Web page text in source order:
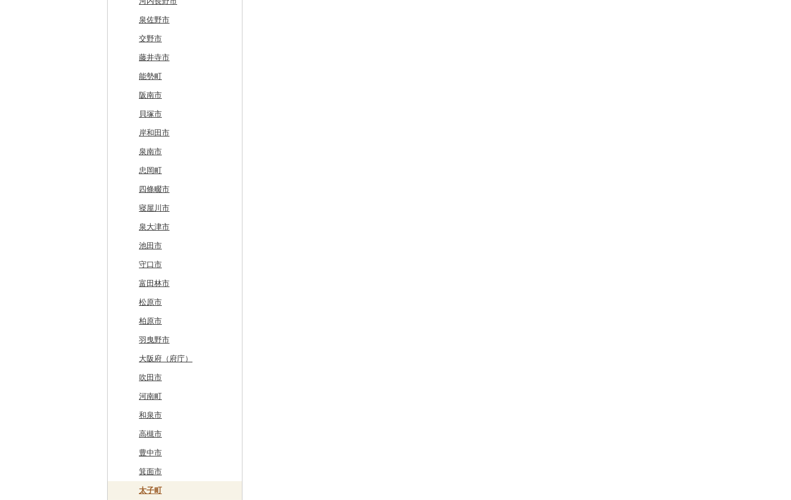
留萌市
白糠町
釧路町
名寄市
美唄市
厚岸町
南富良野町
上富良野町
和寒町
紋別市
乙部町
根室市
三笠市
東川町
厚真町
奥尻町
網走市
浦河町
広尾町
中札内村
滝川市
比布町
鶴居村
釧路市
苫前町
当別町
おいらせ町
鶴田町
階上町
深浦町
青森市
田子町
新郷村
横浜町
野辺地町
佐井村
六戸町
五所川原市
平川市
蓬田村
中泊町
外ヶ浜町
つがる市
弘前市
鰺ヶ沢町
むつ市
田舎館村
青森県（県庁）
三沢市
西目屋村
紫波町
滝沢市
住田町
葛巻町
花巻市
岩泉町
田野畑村
盛岡市
遠野市
奥州市
雫石町
岩手県（県庁）
一関市
久慈市
西和賀町
北上市
平泉町
洋野町
大船渡市
山田町
大槌町
山元町
名取市
川崎町
村田町
栗原市
富谷市
岩沼市
七ヶ宿町
大崎市
塩竈市
石巻市
多賀城市
宮城県（県庁）
亘理町
蔵王町
女川町
気仙沼市
美里町
松島町
大和町
大郷町
南三陸町
仙台市
大河原町
角田市
涌谷町
三種町
藤里町
湯沢市
大館市
由利本荘市
にかほ市
羽後町
秋田県（県庁）
秋田市
男鹿市
美郷町
東成瀬村
五城目町
北秋田市
八峰町
鹿角市
大仙市
八郎潟町
長井市
小国町
南陽市
中山町
庄内町
大石田町
川西町
鶴岡市
山形県（県庁）
金山町
東根市
飯豊町
鮭川村
大蔵村
山辺町
戸沢村
舟形町
最上町
真室川町
寒河江市
西川町
高畠町
山形市
三川町
大江町
米沢市
棚倉町
古殿町
昭和村
下郷町
西郷村
二本松市
猪苗代町
川俣町
郡山市
西会津町
玉川村
いわき市
南会津町
田村市
磐梯町
三春町
本宮市
柳津町
鮫川村
福島市
新地町
葛尾村
三島町
桑折町
矢吹町
国見町
牛久市
常陸太田市
つくばみらい市
下妻市
茨城町
神栖市
常総市
東海村
美浦村
大洗町
河内町
ひたちなか市
龍ケ崎市
守谷市
常陸大宮市
笠間市
行方市
結城市
城里町
水戸市
鉾田市
桜川市
石岡市
茨城県（県庁）
坂東市
小美玉市
栃木市
日光市
小山市
宇都宮市
栃木県（県庁）
那珂川町
茂木町
那須烏山市
矢板市
さくら市
足利市
那須町
鹿沼市
下野市
益子町
芳賀町
野木町
明和町
沼田市
桐生市
吉岡町
太田市
高山村
みどり市
千代田町
みなかみ町
片品村
富岡市
館林市
伊勢崎市
東吾妻町
前橋市
藤岡市
邑楽町
板倉町
嬬恋村
草津町
高崎市
群馬県（県庁）
大泉町
長野原町
中之条町
川島町
上里町
川口市
飯能市
長瀞町
羽生市
小鹿野町
坂戸市
鳩山町
埼玉県（県庁）
神川町
東秩父村
横瀬町
三芳町
幸手市
日高市
蓮田市
川越市
宮代町
吉見町
東松山市
入間市
志木市
北本市
桶川市
加須市
八千代市
横芝光町
多古町
白子町
栄町
香取市
習志野市
銚子市
君津市
旭市
南房総市
八街市
東金市
九十九里町
いすみ市
東庄町
館山市
大網白里市
一宮町
佐倉市
木更津市
茂原市
野田市
山武市
鴨川市
印西市
葛飾区
小金井市
墨田区
東久留米市
利島村
瑞穂町
大島町
府中市
国分寺市
東村山市
中央区
あきる野市
中野区
荒川区
北区
多摩市
稲城市
世田谷区
日の出町
板橋区
渋谷区
千代田区
新宿区
江東区
青梅市
国立市
中井町
愛川町
山北町
真鶴町
清川村
開成町
藤沢市
神奈川県（県庁）
鎌倉市
大和市
伊勢原市
小田原市
湯河原町
秦野市
綾瀬市
横須賀市
三浦市
大磯町
箱根町
横浜市
茅ヶ崎市
川崎市
厚木市
海老名市
相模原市
座間市
関川村
新発田市
加茂市
小千谷市
田上町
五泉市
三条市
見附市
糸魚川市
胎内市
上越市
阿賀野市
津南町
新潟県（県庁）
柏崎市
村上市
妙高市
聖籠町
刈羽村
湯沢町
新潟市
黒部市
立山町
富山県（県庁）
小矢部市
滑川市
富山市
南砺市
石川県（県庁）
野々市市
能登町
能美市
津幡町
宝達志水町
金沢市
内灘町
かほく市
小松市
志賀町
加賀市
高浜町
勝山市
福井県（県庁）
越前市
坂井市
あわら市
福井市
大野市
敦賀市
おおい町
永平寺町
大月市
富士河口湖町
韮崎市
南アルプス市
市川三郷町
都留市
山梨県（県庁）
道志村
忍野村
笛吹市
中央市
北杜市
鳴沢村
西桂町
身延町
早川町
南部町
昭和町
甲府市
甲州市
丹波山村
青木村
南箕輪村
長野県（県庁）
上松町
高山村
南木曽町
朝日村
長野市
根羽村
池田町
須坂市
川上村
信濃町
南牧村
伊那市
立科町
東御市
中野市
豊丘村
売木村
小諸市
木曽町
箕輪町
駒ヶ根市
王滝村
千曲市
池田町
関市
瑞穂市
飛騨市
岐南町
大野町
山県市
羽島市
本巣市
川辺町
大垣市
輪之内町
神戸町
瑞浪市
中津川市
高山市
郡上市
白川村
御嵩町
海津市
関ケ原町
七宗町
笠松町
東白川村
土岐市
岐阜県（県庁）
静岡市
吉田町
函南町
藤枝市
御殿場市
浜松市
伊東市
島田市
沼津市
伊豆市
裾野市
焼津市
富士宮市
河津町
袋井市
熱海市
掛川市
伊豆の国市
小山町
森町
川根本町
富士市
御前崎市
東伊豆町
西伊豆町
清水町
清須市
田原市
安城市
北名古屋市
東栄町
豊山町
南知多町
江南市
みよし市
西尾市
武豊町
幸田町
碧南市
岡崎市
愛知県（県庁）
蒲郡市
東郷町
犬山市
弥富市
東海市
新城市
春日井市
瀬戸市
大府市
半田市
あま市
明和町
鳥羽市
いなべ市
紀北町
熊野市
南伊勢町
朝日町
菰野町
紀宝町
伊勢市
四日市市
大台町
尾鷲市
三重県（県庁）
津市
名張市
東員町
玉城町
湖南市
大津市
彦根市
栗東市
愛荘町
滋賀県（県庁）
米原市
豊郷町
多賀町
城陽市
久御山町
京丹後市
井手町
木津川市
宇治田原町
長岡京市
綾部市
笠置町
南丹市
宇治市
京丹波町
京都府（府庁）
大山崎町
精華町
南山城村
京都市
舞鶴市
和束町
八幡市
京田辺市
向日市
泉佐野市
交野市
藤井寺市
能勢町
阪南市
貝塚市
岸和田市
泉南市
忠岡町
四條畷市
寝屋川市
泉大津市
池田市
守口市
富田林市
松原市
柏原市
羽曳野市
大阪府（府庁）
吹田市
河南町
和泉市
高槻市
豊中市
箕面市
太子町